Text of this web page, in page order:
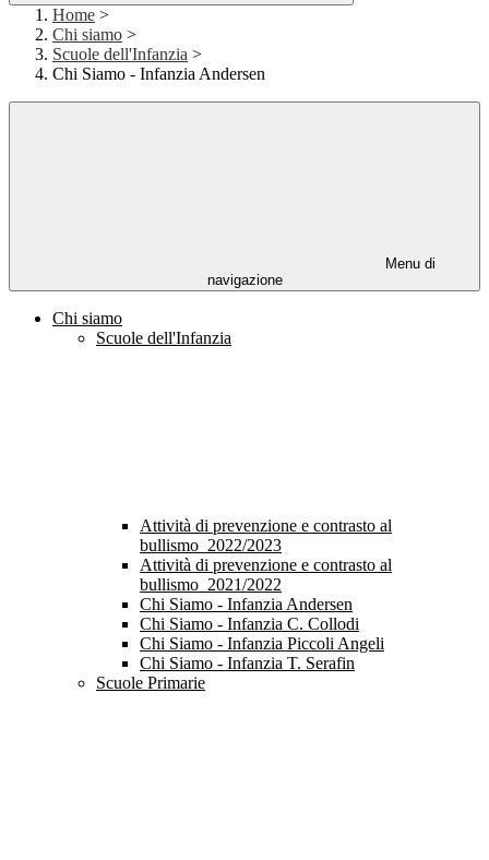
Home >
Chi siamo >
Scuole dell'Infanzia >
Chi Siamo - Infanzia Andersen
Menu di
navigazione
Chi siamo
Scuole dell'Infanzia
Attività di prevenzione e contrasto al
bullismo_2022/2023
Attività di prevenzione e contrasto al
bullismo_2021/2022
Chi Siamo - Infanzia Andersen
Chi Siamo - Infanzia C. Collodi
Chi Siamo - Infanzia Piccoli Angeli
Chi Siamo - Infanzia T. Serafin
Scuole Primarie